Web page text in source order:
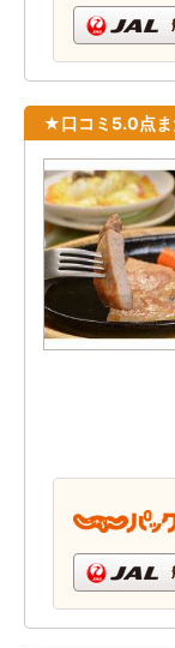
★口コミ5.0点ま